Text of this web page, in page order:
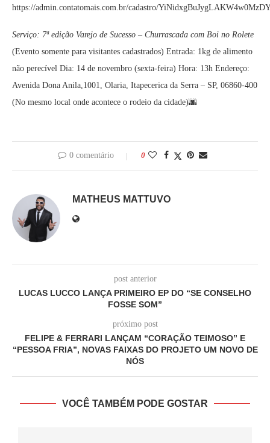
https://admin.contatomais.com.br/cadastro/
Serviço: 7ª edição Varejo de Sucesso – Churrascada com Boi no Rolete
(Evento somente para visitantes cadastrados) Entrada: 1kg de alimento
não perecível Dia: 14 de novembro (sexta-feira) Hora: 13h Endereço:
Avenida Dona Anila,1001, Olaria, Itapecerica da Serra – SP, 06860-400
(No mesmo local onde acontece o rodeio da cidade)🌆
0 comentário 0
MATHEUS MATTUVO
post anterior
LUCAS LUCCO LANÇA PRIMEIRO EP DO “SE CONSELHO
FOSSE SOM”
próximo post
FELIPE & FERRARI LANÇAM “CORAÇÃO TEIMOSO” E
“PESSOA FRIA”, NOVAS FAIXAS DO PROJETO UM NOVO DE
NÓS
VOCÊ TAMBÉM PODE GOSTAR